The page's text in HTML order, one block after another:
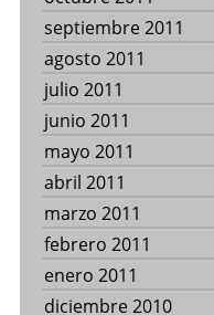
septiembre 2011
agosto 2011
julio 2011
junio 2011
mayo 2011
abril 2011
marzo 2011
febrero 2011
enero 2011
diciembre 2010